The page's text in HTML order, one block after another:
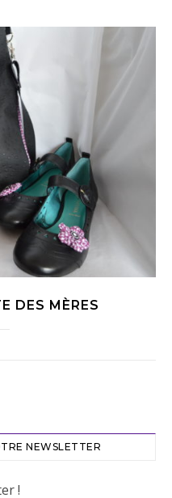
DES MÈRES
NEWSLETTER
!